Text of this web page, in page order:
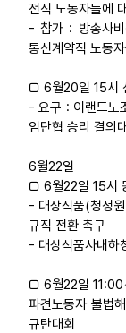
전직 노동자들에
- 참가 : 방송사비
통신계약직 노동
□ 6월20일 15시
- 요구 : 이랜드노
임단협 승리 결의
6월22일
□ 6월22일 15시
- 대상식품(청정
규직 전환 촉구
- 대상식품사내하
□ 6월22일
파견노동자 불법
규탄대회